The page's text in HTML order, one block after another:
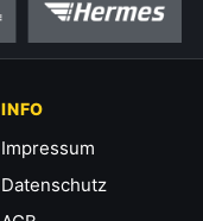
INFO
Impressum
Datenschutz